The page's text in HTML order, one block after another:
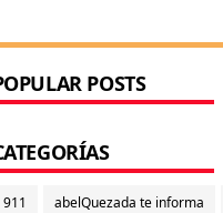
POSTS
911 abelQuezada te informa